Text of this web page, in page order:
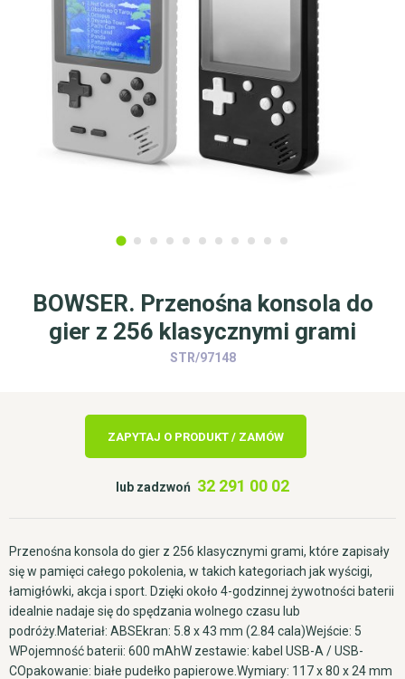
BOWSER. Przenośna konsola do
gier z 256 klasycznymi grami
STR/97148
ZAPYTAJ O PRODUKT / ZAMÓW
lub zadzwoń 32 291 00 02
Przenośna konsola do gier z 256 klasycznymi grami, które zapisały
się w pamięci całego pokolenia, w takich kategoriach jak wyścigi,
łamigłówki, akcja i sport. Dzięki około 4-godzinnej żywotności baterii
idealnie nadaje się do spędzania wolnego czasu lub
podróży.Materiał: ABSEkran: 5.8 x 43 mm (2.84 cala)Wejście: 5
WPojemność baterii: 600 mAhW zestawie: kabel USB-A / USB-
COpakowanie: białe pudełko papierowe.Wymiary: 117 x 80 x 24 mm